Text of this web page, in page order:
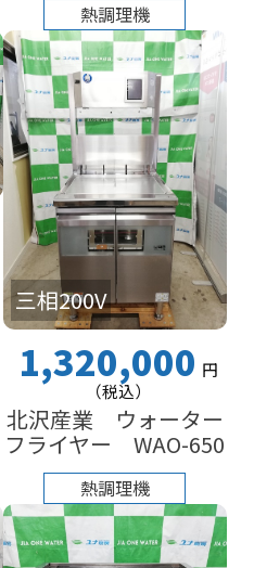
熱調理機
三相200V
1,320,000 円
（税込）
北沢産業 ウォーター
フライヤー WAO-650
熱調理機